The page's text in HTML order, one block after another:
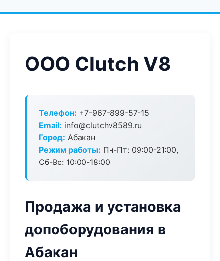
ООО Clutch V8
Телефон: +7-967-899-57-15
Email: info@clutchv8589.ru
Город: Абакан
Режим работы: Пн-Пт: 09:00-21:00,
Сб-Вс: 10:00-18:00
Продажа и установка
допоборудования в
Абакан